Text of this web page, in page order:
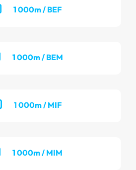
1 000m / BEF
1 000m / BEM
1 000m / MIF
1 000m / MIM